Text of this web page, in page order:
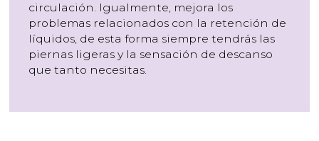
circulación. Igualmente, mejora los
problemas relacionados con la retención de
líquidos, de esta forma siempre tendrás las
piernas ligeras y la sensación de descanso
que tanto necesitas.